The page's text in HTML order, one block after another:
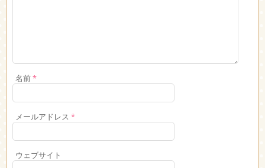
名前*
メールアドレス *
ウェブサイト